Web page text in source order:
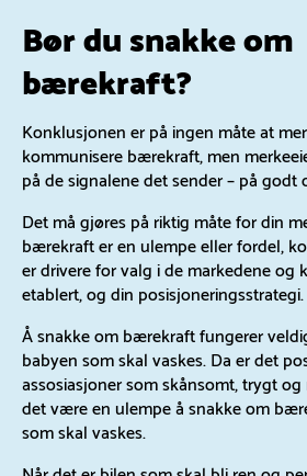
Bør du snakke om
bærekraft?
Konklusjonen er på ingen måte at
kommunisere bærekraft, men
på de signalene det sender – på godt
Det må gjøres på riktig måte for din
bærekraft er en ulempe eller fordel,
er drivere for valg i de markedene og
etablert, og din posisjoneringsstrategi.
Å snakke om bærekraft fungerer
babyen som skal vaskes. Da er det
assosiasjoner som skånsomt, trygt
det være en ulempe å snakke om
som skal vaskes.